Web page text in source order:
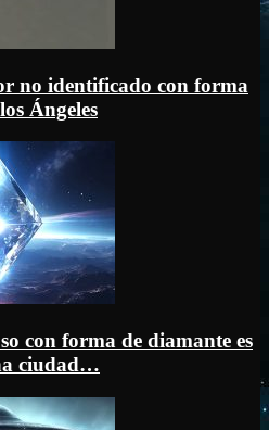
no identificado con forma
Ángeles
con forma de diamante es
ciudad…